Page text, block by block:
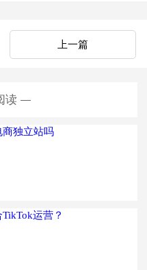
上一篇
读